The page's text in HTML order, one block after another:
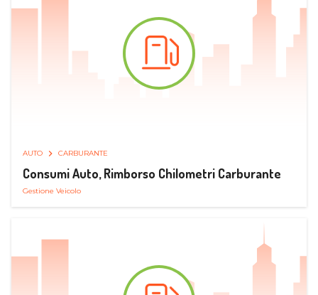
AUTO CARBURANTE
Consumi Auto, Rimborso Chilometri Carburante
Gestione Veicolo